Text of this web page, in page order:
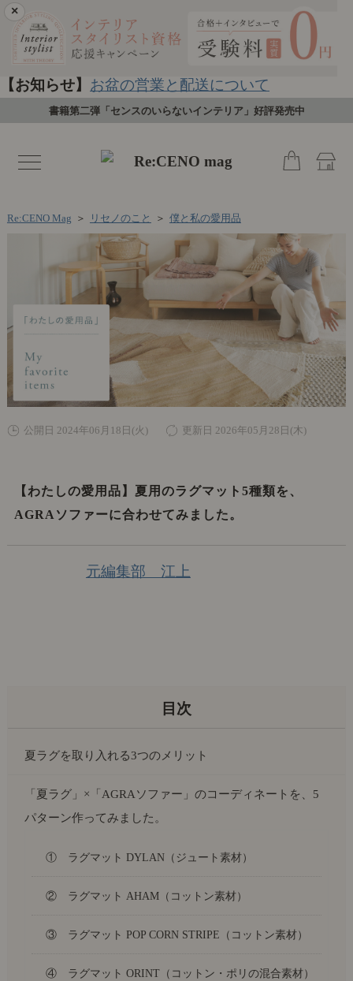
×
【お知らせ】 お盆の営業と配送について
書籍第二弾「センスのいらないインテリア」好評発売中
toggle
navigation
Re:CENO Mag ＞ リセノのこと ＞ 僕と私の愛用品
公開日 2024年06月18日(火) 更新日 2026年05月28日(木)
【わたしの愛用品】夏用のラグマット5種類を、
AGRAソファーに合わせてみました。
元編集部 江上
夏ラグを取り入れる3つのメリット
「夏ラグ」×「AGRAソファー」のコーディネートを、5
パターン作ってみました。
① ラグマット DYLAN（ジュート素材）
② ラグマット AHAM（コットン素材）
③ ラグマット POP CORN STRIPE（コットン素材）
④ ラグマット ORINT（コットン・ポリの混合素材）